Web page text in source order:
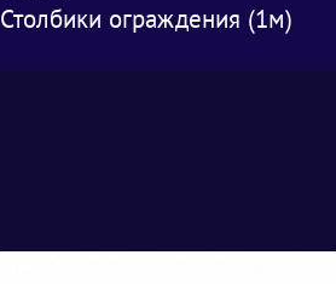
Столбики ограждения (1м)